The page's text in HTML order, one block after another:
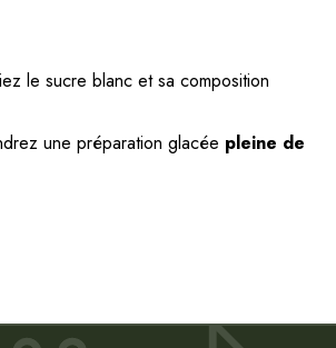
le sucre blanc et sa composition
une préparation glacée pleine de